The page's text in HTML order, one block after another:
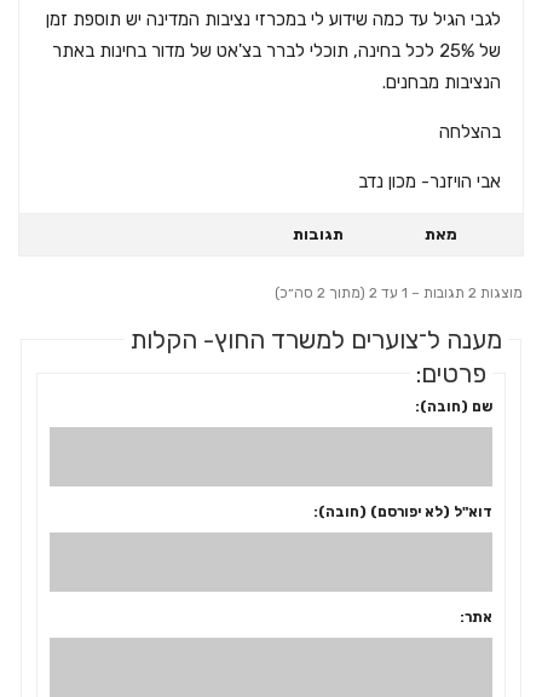
לגבי הגיל עד כמה שידוע לי במכרזי נציבות המדינה יש תוספת זמן
של 25% לכל בחינה, תוכלי לברר בצ'אט של מדור בחינות באתר
הנציבות מבחנים.
בהצלחה
אבי הויזנר- מכון נדב
מאת תגובות
מוצגות 2 תגובות – 1 עד 2 (מתוך 2 סה״כ)
מענה ל־צוערים למשרד החוץ- הקלות
פרטים:
שם (חובה):
דוא"ל (לא יפורסם) (חובה):
אתר: